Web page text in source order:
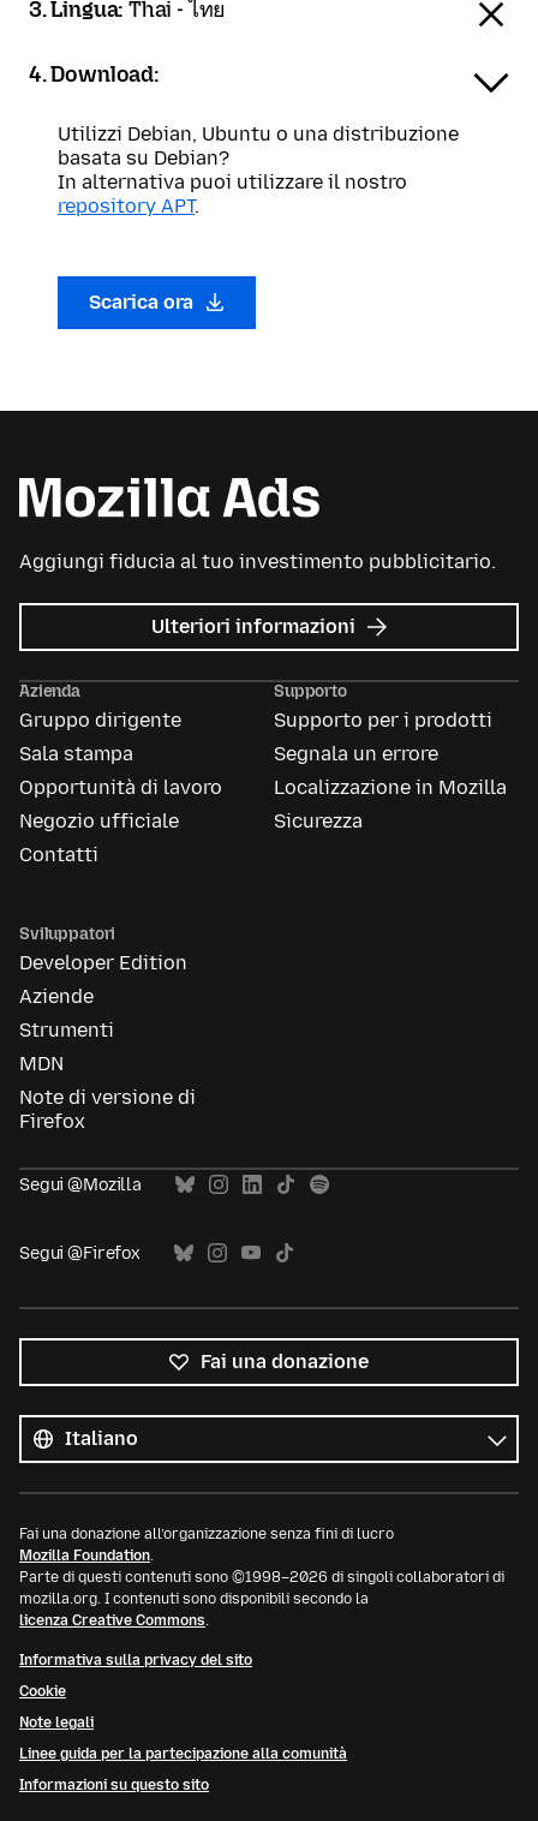
3. Lingua:Thai - ไทย
4. Download:
Utilizzi Debian, Ubuntu o una distribuzione
basata su Debian?
In alternativa puoi utilizzare il nostro
repository APT.
Scarica ora
Aggiungi fiducia al tuo investimento pubblicitario.
Ulteriori informazioni su
Mozilla
Azienda
Gruppo dirigente
Sala stampa
Opportunità di lavoro
Negozio ufficiale
Contatti
Supporto
Supporto per i prodotti
Segnala un errore
Localizzazione in Mozilla
Sicurezza
Sviluppatori
Developer Edition
Aziende
Strumenti
MDN
Note di versione di
Firefox
Segui @Mozilla
Segui @Firefox
Fai una donazione
le
lingue
Lingua
Fai una donazione all’organizzazione senza fini di lucro
Mozilla Foundation.
Parte di questi contenuti sono ©1998–2026 di singoli collaboratori di
mozilla.org. I contenuti sono disponibili secondo la
licenza Creative Commons.
Informativa sulla privacy del sito
Cookie
Note legali
Linee guida per la partecipazione alla comunità
Informazioni su questo sito